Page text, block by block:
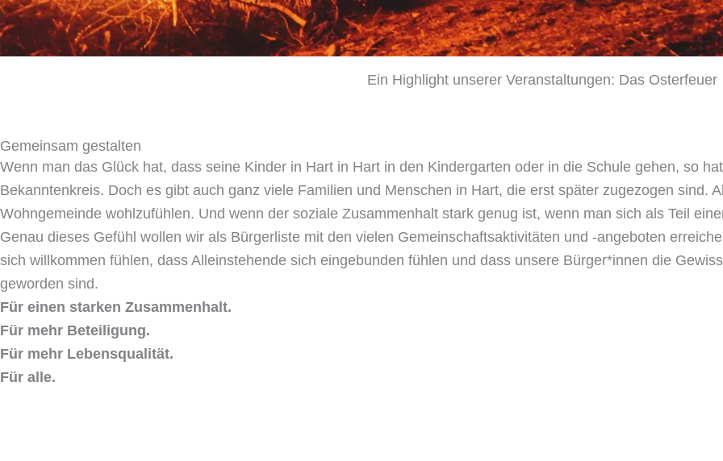
Ein Highlight unserer Veranstaltungen: Das Osterfeuer
Gemeinsam gestalten
Wenn man das Glück hat, dass seine Kinder in Hart in Hart in den Kindergarten oder in die Schule gehen, so
Bekanntenkreis. Doch es gibt auch ganz viele Familien und Menschen in Hart, die erst später zugezogen sind.
Wohngemeinde wohlzufühlen. Und wenn der soziale Zusammenhalt stark genug ist, wenn man sich als Teil
Genau dieses Gefühl wollen wir als Bürgerliste mit den vielen Gemeinschaftsaktivitäten und -angeboten
sich willkommen fühlen, dass Alleinstehende sich eingebunden fühlen und dass unsere Bürger*innen die
geworden sind.
Für einen starken Zusammenhalt.
Für mehr Beteiligung.
Für mehr Lebensqualität.
Für alle.